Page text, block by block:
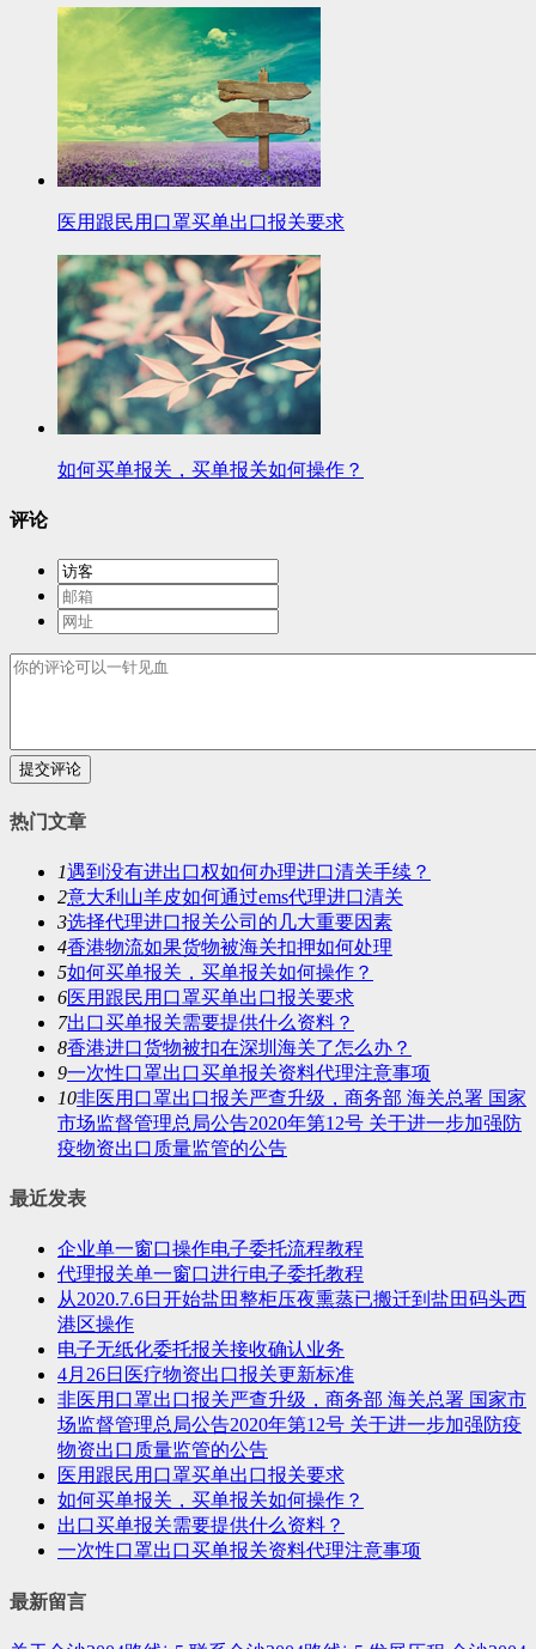
医用跟民用口罩买单出口报关要求
如何买单报关，买单报关如何操作？
评论
提交评论
热门文章
1遇到没有进出口权如何办理进口清关手续？
2意大利山羊皮如何通过ems代理进口清关
3选择代理进口报关公司的几大重要因素
4香港物流如果货物被海关扣押如何处理
5如何买单报关，买单报关如何操作？
6医用跟民用口罩买单出口报关要求
7出口买单报关需要提供什么资料？
8香港进口货物被扣在深圳海关了怎么办？
9一次性口罩出口买单报关资料代理注意事项
10非医用口罩出口报关严查升级，商务部 海关总署 国家
市场监督管理总局公告2020年第12号 关于进一步加强防
疫物资出口质量监管的公告
最近发表
企业单一窗口操作电子委托流程教程
代理报关单一窗口进行电子委托教程
从2020.7.6日开始盐田整柜压夜熏蒸已搬迁到盐田码头西
港区操作
电子无纸化委托报关接收确认业务
4月26日医疗物资出口报关更新标准
非医用口罩出口报关严查升级，商务部 海关总署 国家市
场监督管理总局公告2020年第12号 关于进一步加强防疫
物资出口质量监管的公告
医用跟民用口罩买单出口报关要求
如何买单报关，买单报关如何操作？
出口买单报关需要提供什么资料？
一次性口罩出口买单报关资料代理注意事项
最新留言